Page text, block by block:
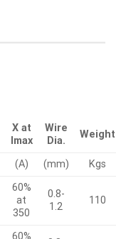
X at
Imax
Wire
Dia.
Weight
(A) (mm)
Kgs
60%
at
350
0.8-
1.2
110
60%